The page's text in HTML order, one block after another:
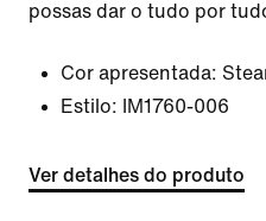
possas dar o tudo por
Cor apresentada:
Estilo:
IM1760-006
Ver detalhes do produto